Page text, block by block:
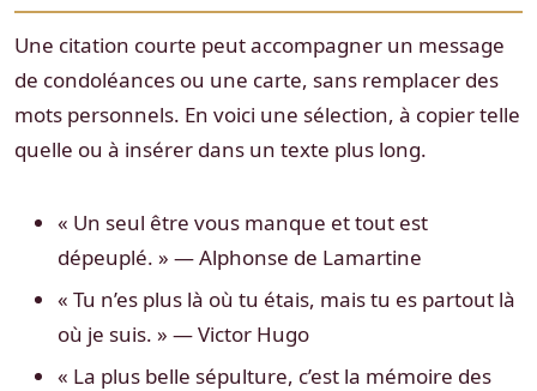
Une citation courte peut accompagner un message
de condoléances ou une carte, sans remplacer des
mots personnels. En voici une sélection, à copier telle
quelle ou à insérer dans un texte plus long.
« Un seul être vous manque et tout est
dépeuplé. » — Alphonse de Lamartine
« Tu n’es plus là où tu étais, mais tu es partout là
où je suis. » — Victor Hugo
« La plus belle sépulture, c’est la mémoire des